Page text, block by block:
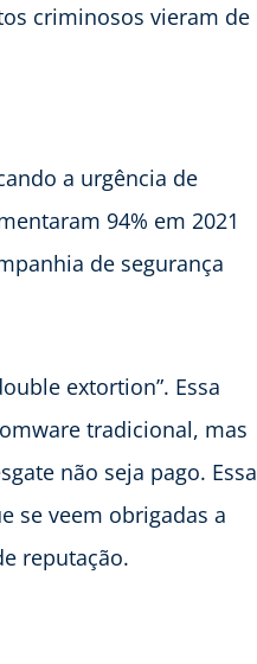
criminosos vieram de
a urgência de
94% em 2021
de segurança
extortion”. Essa
tradicional, mas
não seja pago. Essa
se veem obrigadas a
reputação.